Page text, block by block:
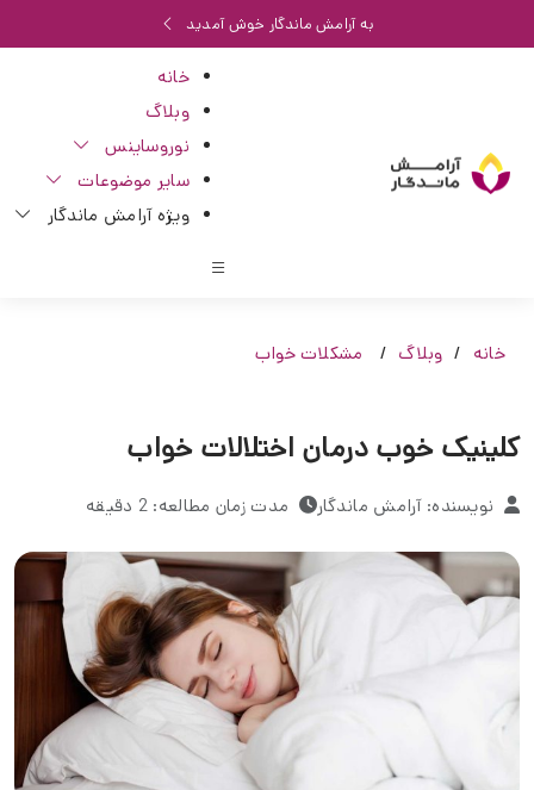
به آرامش ماندگار خوش آمدید
خانه
وبلاگ
نوروساینس
سایر موضوعات
ویژه آرامش ماندگار
خانه وبلاگ مشکلات خواب
کلینیک خوب درمان اختلالات خواب
نویسنده: آرامش ماندگار مدت زمان مطالعه: 2 دقیقه